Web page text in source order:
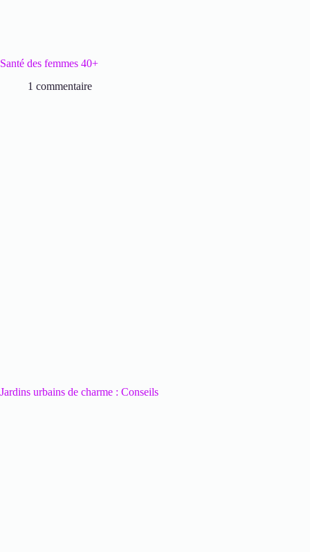
Santé des femmes 40+
1 commentaire
Jardins urbains de charme : Conseils